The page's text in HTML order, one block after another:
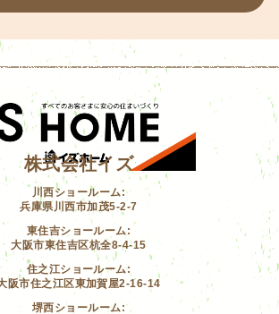
株式会社イズ
川西ショールーム:
兵庫県川西市加茂5-2-7
東住吉ショールーム:
大阪市東住吉区杭全8-4-15
住之江ショールーム:
阪市住之江区東加賀屋2-16-14
堺西ショールーム: